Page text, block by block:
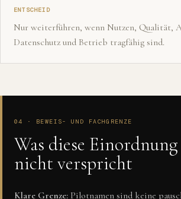
ENTSCHEID
Nur weiterführen, wenn Nutzen, Qualität,
Datenschutz und Betrieb tragfähig sind.
04 · BEWEIS- UND FACHGRENZE
Was diese
nicht verspricht
Klare Grenze: Pilotnamen sind keine